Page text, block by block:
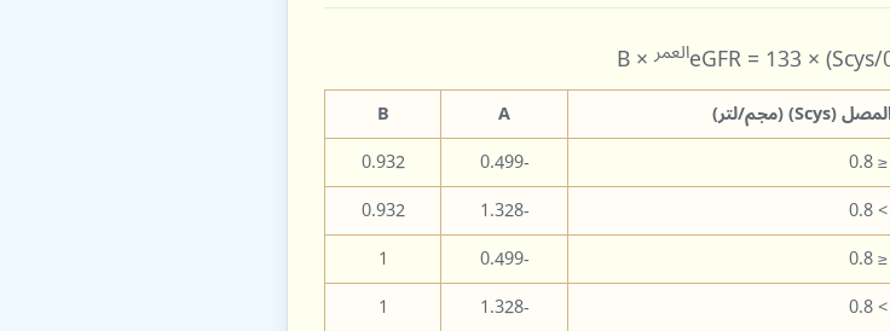
eGFR = 133 ×العمر× B
A
B
≤ 0.8
-0.499
0.932
> 0.8
-1.328
0.932
≤ 0.8
-0.499
1
> 0.8
-1.328
1